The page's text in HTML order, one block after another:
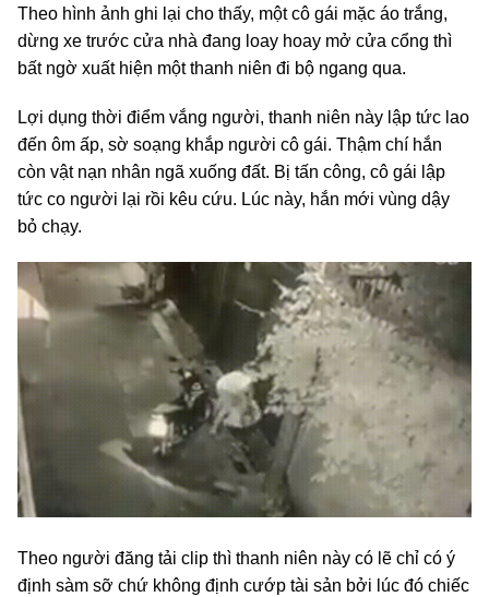
Theo hình ảnh ghi lại cho thấy, một cô gái mặc áo trắng,
dừng xe trước cửa nhà đang loay hoay mở cửa cổng thì
bất ngờ xuất hiện một thanh niên đi bộ ngang qua.
Lợi dụng thời điểm vắng người, thanh niên này lập tức lao
đến ôm ấp, sờ soạng khắp người cô gái. Thậm chí hắn
còn vật nạn nhân ngã xuống đất. Bị tấn công, cô gái lập
tức co người lại rồi kêu cứu. Lúc này, hắn mới vùng dậy
bỏ chạy.
Theo người đăng tải clip thì thanh niên này có lẽ chỉ có ý
định sàm sỡ chứ không định cướp tài sản bởi lúc đó chiếc